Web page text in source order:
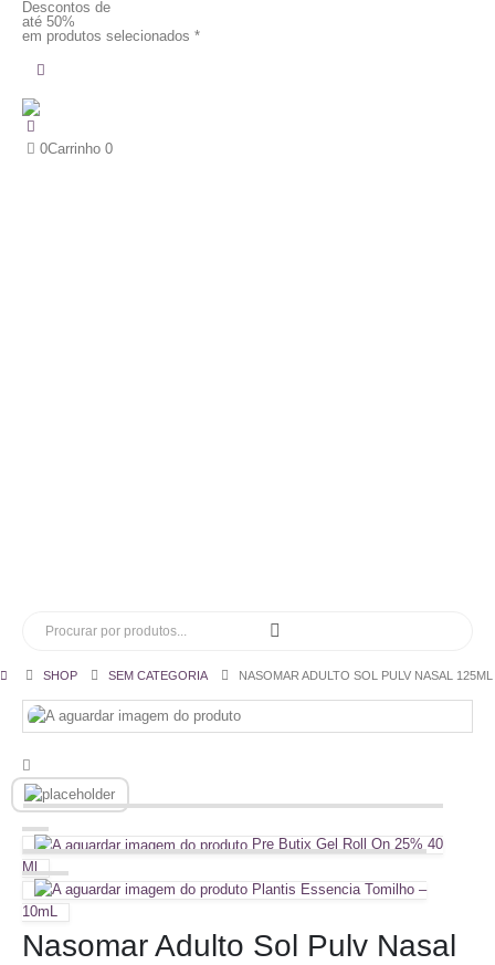
Descontos de
até 50%
em produtos selecionados *
0Carrinho 0
SHOP SEM CATEGORIA NASOMAR ADULTO SOL PULV NASAL 125ML
Pre Butix Gel Roll On 25% 40
Ml
Plantis Essencia Tomilho –
10mL
Nasomar Adulto Sol Pulv Nasal